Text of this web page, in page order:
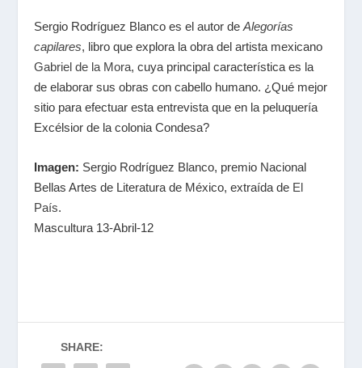
Sergio Rodríguez Blanco es el autor deAlegorías
capilares, libro que explora la obra del artista mexicano
Gabriel de la Mora, cuya principal característica es la
de elaborar sus obras con cabello humano. ¿Qué mejor
sitio para efectuar esta entrevista que en la peluquería
Excélsior de la colonia Condesa?
Imagen: Sergio Rodríguez Blanco, premio Nacional
Bellas Artes de Literatura de México, extraída de El
País.
Mascultura 13-Abril-12
SHARE: